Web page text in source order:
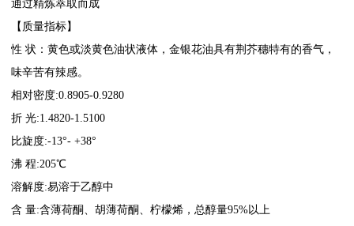
通过精炼萃取而成
【质量指标】
性 状：黄色或淡黄色油状液体， 金银花油具有荆芥穗特有的香气，
味辛苦有辣感。
相对密度:0.8905-0.9280
折 光:1.4820-1.5100
比旋度:-13°- +38°
沸 程:205℃
溶解度:易溶于乙醇中
含 量:含薄荷酮、胡薄荷酮、柠檬烯，总醇量95%以上